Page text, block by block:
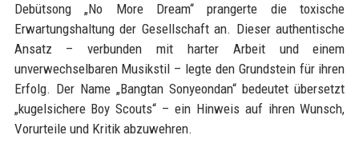
Debütsong „No More Dream“ prangerte die toxische
Erwartungshaltung der Gesellschaft an. Dieser authentische
Ansatz – verbunden mit harter Arbeit und einem
unverwechselbaren Musikstil – legte den Grundstein für ihren
Erfolg. Der Name „Bangtan Sonyeondan“ bedeutet übersetzt
„kugelsichere Boy Scouts“ – ein Hinweis auf ihren Wunsch,
Vorurteile und Kritik abzuwehren.